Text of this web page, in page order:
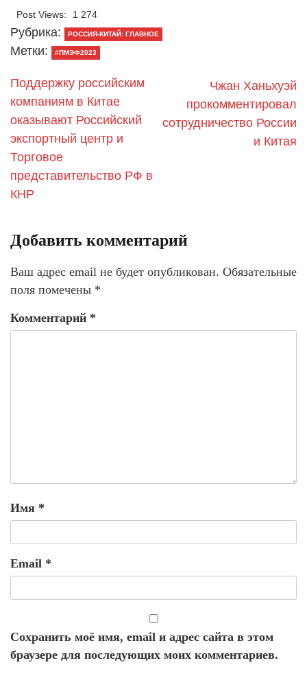
Post Views: 1 274
Рубрика: РОССИЯ-КИТАЙ: ГЛАВНОЕ
Метки: #ПМЭФ2023
Поддержку российским
компаниям в Китае
оказывают Российский
экспортный центр и
Торговое
представительство РФ в
КНР
Чжан Ханьхуэй
прокомментировал
сотрудничество России
и Китая
Добавить комментарий
Ваш адрес email не будет опубликован. Обязательные
поля помечены *
Комментарий *
Имя *
Email *
Сохранить моё имя, email и адрес сайта в этом
браузере для последующих моих комментариев.